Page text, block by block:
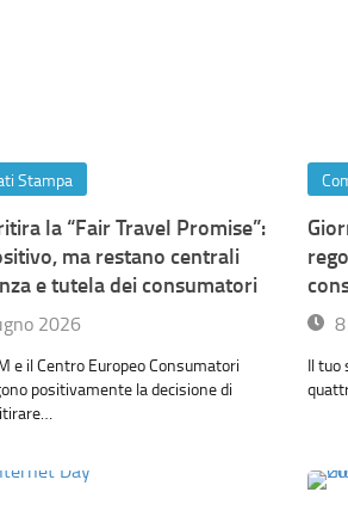
Stampa
la “Fair Travel Promise”:
ma restano centrali
e tutela dei consumatori
2026
e il Centro Europeo Consumatori
positivamente la decisione di
Il tuo